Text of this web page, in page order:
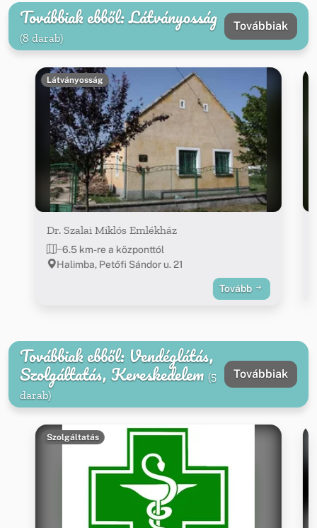
Továbbiak ebből: Látványosság
(8 darab)
Továbbiak
Látványosság
Dr. Szalai Miklós Emlékház
~6.5 km-re a központtól
Halimba, Petőfi Sándor u. 21
Tovább
Továbbiak ebből: Vendéglátás,
Szolgáltatás, Kereskedelem (5
darab)
Továbbiak
Szolgáltatás